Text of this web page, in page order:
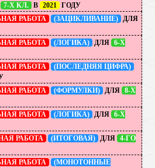
7-Х КЛ. В 2021 ГОДУ
РАБОТА (ЗАЦИКЛИВАНИЕ) ДЛЯ
РАБОТА (ЛОГИКА) ДЛЯ 6-Х
РАБОТА
(ПОСЛЕДНЯЯ ЦИФРА)
РАБОТА (ФОРМУЛКИ) ДЛЯ 8-Х
РАБОТА (ЛОГИКА) ДЛЯ 6-Х
РАБОТА (ИТОГОВАЯ) ДЛЯ 4-ГО
РАБОТА
(МОНОТОННЫЕ